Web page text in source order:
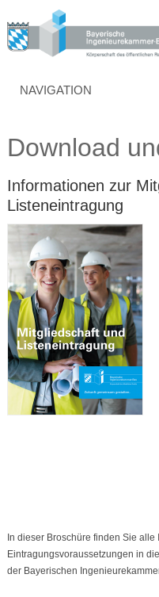
NAVIGATION
Download
Informationen zur
Listeneintragung
In dieser Broschüre finden Sie
Eintragungsvoraussetzungen in
der Bayerischen